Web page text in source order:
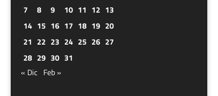
7
8 9 10 11 12 13
14 15 16 17 18 19 20
21 22 23 24 25 26 27
28 29 30 31
« Dic Feb »